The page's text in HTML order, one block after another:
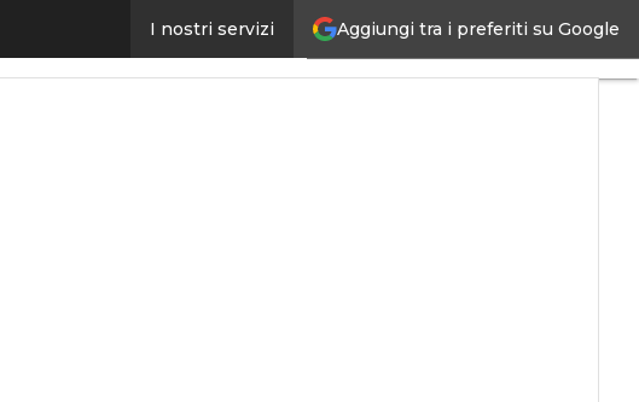
Aggiungi tra i preferiti su Google
I nostri servizi